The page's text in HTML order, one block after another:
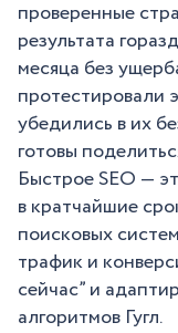
проверенные
результата
месяца без
протестировали
убедились в их
готовы
Быстрое SEO —
в кратчайшие
поисковых
трафик и
сейчас” и
алгоритмов Гугл.